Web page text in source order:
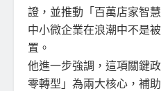
證，並推動「百萬店家智
中小微企業在浪潮中不是
置。
他進一步強調，這項關鍵
零轉型」為兩大核心，補